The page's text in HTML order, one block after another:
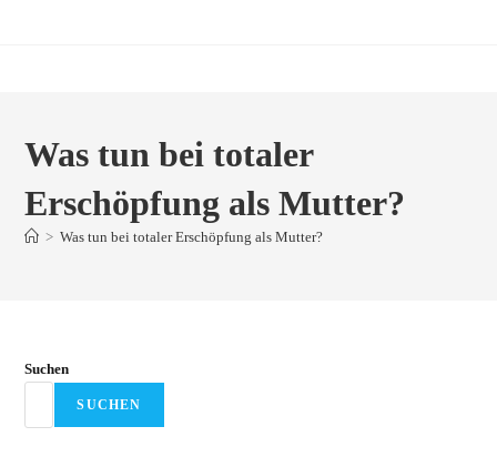
Was tun bei totaler
Erschöpfung als Mutter?
> Was tun bei totaler Erschöpfung als Mutter?
Suchen
SUCHEN